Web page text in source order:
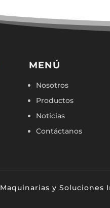
MENÚ
Nosotros
Productos
Noticias
Contáctanos
Maquinarias y Soluciones